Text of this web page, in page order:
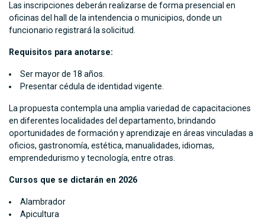
Las inscripciones deberán realizarse de forma presencial en
oficinas del hall de la intendencia o municipios, donde un
funcionario registrará la solicitud.
Requisitos para anotarse:
Ser mayor de 18 años.
Presentar cédula de identidad vigente.
La propuesta contempla una amplia variedad de capacitaciones
en diferentes localidades del departamento, brindando
oportunidades de formación y aprendizaje en áreas vinculadas a
oficios, gastronomía, estética, manualidades, idiomas,
emprendedurismo y tecnología, entre otras.
Cursos que se dictarán en 2026
Alambrador
Apicultura